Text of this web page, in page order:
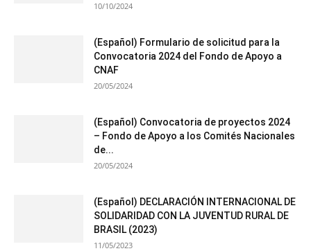
10/10/2024
(Español) Formulario de solicitud para la
Convocatoria 2024 del Fondo de Apoyo a
CNAF
20/05/2024
(Español) Convocatoria de proyectos 2024
– Fondo de Apoyo a los Comités Nacionales
de...
20/05/2024
(Español) DECLARACIÓN INTERNACIONAL DE
SOLIDARIDAD CON LA JUVENTUD RURAL DE
BRASIL (2023)
11/05/2023